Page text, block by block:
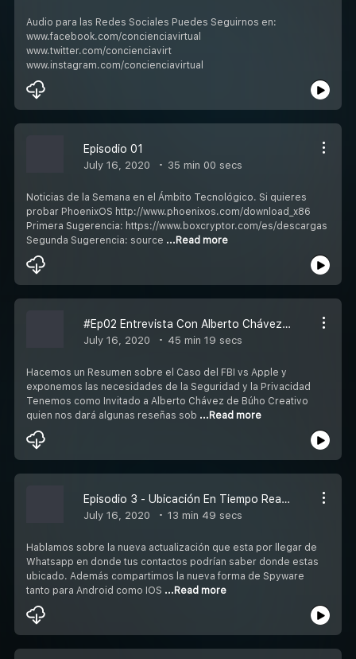
Audio para las Redes Sociales Puedes Seguirnos en:
www.facebook.com/concienciavirtual
www.twitter.com/concienciavirt
www.instagram.com/concienciavirtual
Episodio 01
July 16, 2020 35 min 00 secs
Noticias de la Semana en el Ámbito Tecnológico. Si quieres
probar PhoenixOS http://www.phoenixos.com/download_x86
Primera Sugerencia: https://www.boxcryptor.com/es/descargas
Segunda Sugerencia: source ...Read more
#Ep02 Entrevista Con Alberto Chávez De Búho Creativo ¿Cómo Diseñar Una Marca?
July 16, 2020 45 min 19 secs
Hacemos un Resumen sobre el Caso del FBI vs Apple y
exponemos las necesidades de la Seguridad y la Privacidad
Tenemos como Invitado a Alberto Chávez de Búho Creativo
quien nos dará algunas reseñas sob ...Read more
Episodio 3 - Ubicación En Tiempo Real En Whatsapp Y Malware En Dispositivos En Android Y IOS
July 16, 2020 13 min 49 secs
Hablamos sobre la nueva actualización que esta por llegar de
Whatsapp en donde tus contactos podrían saber donde estas
ubicado. Además compartimos la nueva forma de Spyware
tanto para Android como IOS ...Read more